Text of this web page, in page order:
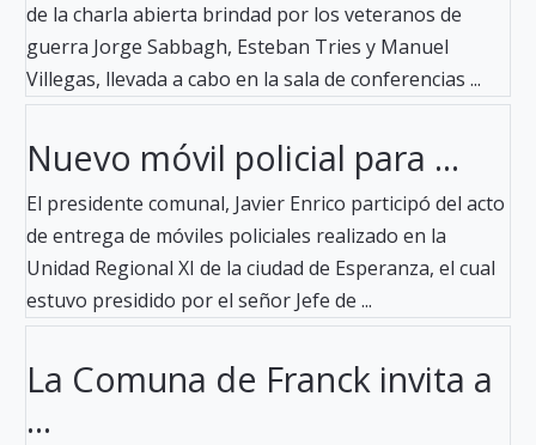
de la charla abierta brindad por los veteranos de
guerra Jorge Sabbagh, Esteban Tries y Manuel
Villegas, llevada a cabo en la sala de conferencias ...
Nuevo móvil policial para ...
El presidente comunal, Javier Enrico participó del acto
de entrega de móviles policiales realizado en la
Unidad Regional XI de la ciudad de Esperanza, el cual
estuvo presidido por el señor Jefe de ...
La Comuna de Franck invita a
...